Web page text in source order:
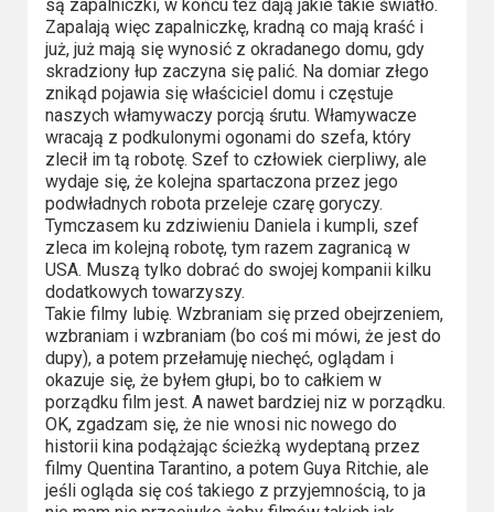
na
faktach
Thrillery
Streaming
Amazon
Prime
Video
Apple
TV
+
Disney+
HBO
są zapalniczki, w końcu też dają jakie takie światło.
Zapalają więc zapalniczkę, kradną co mają kraść i
już, już mają się wynosić z okradanego domu, gdy
skradziony łup zaczyna się palić. Na domiar złego
znikąd pojawia się właściciel domu i częstuje
naszych włamywaczy porcją śrutu. Włamywacze
wracają z podkulonymi ogonami do szefa, który
zlecił im tą robotę. Szef to człowiek cierpliwy, ale
wydaje się, że kolejna spartaczona przez jego
podwładnych robota przeleje czarę goryczy.
Tymczasem ku zdziwieniu Daniela i kumpli, szef
zleca im kolejną robotę, tym razem zagranicą w
USA. Muszą tylko dobrać do swojej kompanii kilku
dodatkowych towarzyszy.
Takie filmy lubię. Wzbraniam się przed obejrzeniem,
wzbraniam i wzbraniam (bo coś mi mówi, że jest do
dupy), a potem przełamuję niechęć, oglądam i
okazuje się, że byłem głupi, bo to całkiem w
porządku film jest. A nawet bardziej niz w porządku.
OK, zgadzam się, że nie wnosi nic nowego do
historii kina podążając ścieżką wydeptaną przez
filmy Quentina Tarantino, a potem Guya Ritchie, ale
jeśli ogląda się coś takiego z przyjemnością, to ja